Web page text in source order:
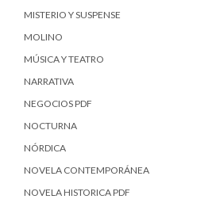
MISTERIO Y SUSPENSE
MOLINO
MÚSICA Y TEATRO
NARRATIVA
NEGOCIOS PDF
NOCTURNA
NÓRDICA
NOVELA CONTEMPORÁNEA
NOVELA HISTORICA PDF